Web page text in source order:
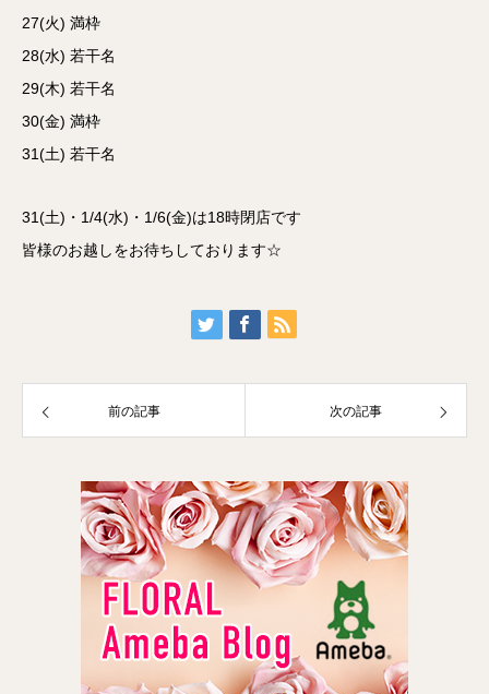
27(火) 満枠
28(水) 若干名
29(木) 若干名
30(金) 満枠
31(土) 若干名
31(土)・1/4(水)・1/6(金)は18時閉店です
皆様のお越しをお待ちしております☆
前の記事 次の記事